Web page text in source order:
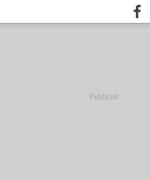
Publicité